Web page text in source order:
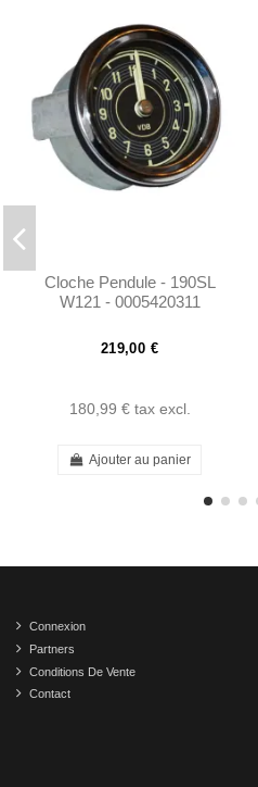
Cloche Pendule - 190SL
W121 - 0005420311
219,00 €
180,99 € tax excl.
Ajouter au panier
Connexion
Partners
Conditions De Vente
Contact